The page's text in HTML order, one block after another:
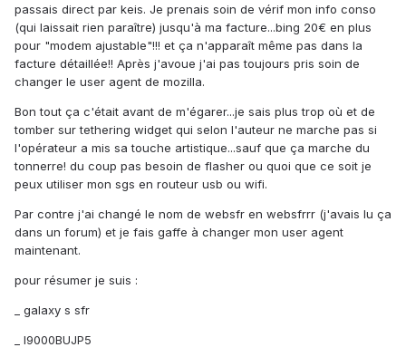
passais direct par keis. Je prenais soin de vérif mon info conso
(qui laissait rien paraître) jusqu'à ma facture...bing 20€ en plus
pour "modem ajustable"!!! et ça n'apparaît même pas dans la
facture détaillée!! Après j'avoue j'ai pas toujours pris soin de
changer le user agent de mozilla.
Bon tout ça c'était avant de m'égarer...je sais plus trop où et de
tomber sur tethering widget qui selon l'auteur ne marche pas si
l'opérateur a mis sa touche artistique...sauf que ça marche du
tonnerre! du coup pas besoin de flasher ou quoi que ce soit je
peux utiliser mon sgs en routeur usb ou wifi.
Par contre j'ai changé le nom de websfr en websfrrr (j'avais lu ça
dans un forum) et je fais gaffe à changer mon user agent
maintenant.
pour résumer je suis :
_ galaxy s sfr
_ I9000BUJP5